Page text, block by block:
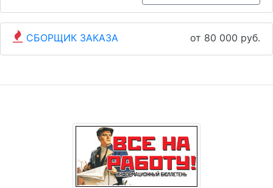
СБОРЩИК ЗАКАЗА от 80 000 руб.